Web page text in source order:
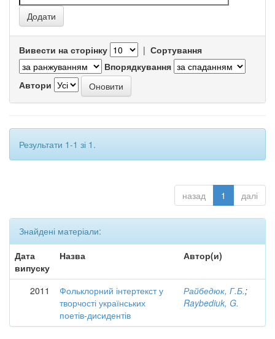
Вивести на сторінку | Сортування
Впорядкування
Автори
Результати 1-1 зі 1.
назад 1 далі
Знайдені матеріали:
Дата
випуску
Назва Автор(и)
2011
Фольклорний інтертекст у
творчості українських
поетів-дисидентів
Райбедюк, Г.Б.;
Raybediuk, G.